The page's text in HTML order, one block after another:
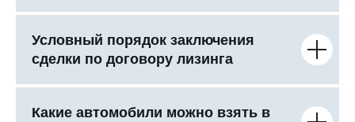
Условный порядок заключения
сделки по договору лизинга
Какие автомобили можно взять в